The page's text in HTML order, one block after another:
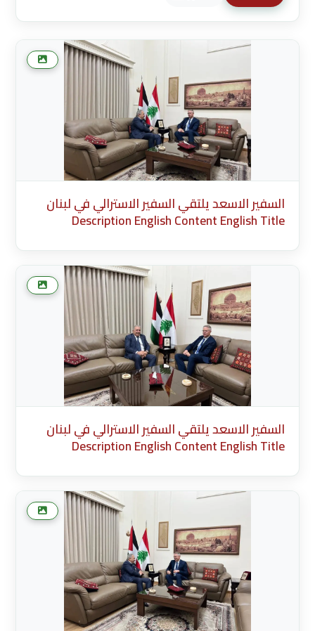
السفير الاسعد يلتقي السفير الاسترالي في لبنان
Description English Content English Title
after this Add Media Done
السفير الاسعد يلتقي السفير الاسترالي في لبنان
Description English Content English Title
after this Add Media Done